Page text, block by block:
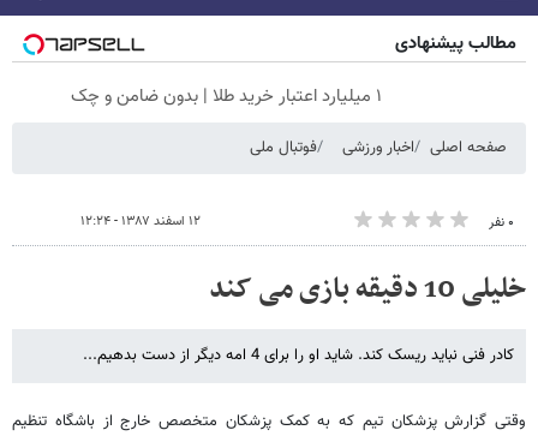
مطالب پیشنهادی
۱ میلیارد اعتبار خرید طلا | بدون ضامن و چک
صفحه اصلی اخبار ورزشی فوتبال ملی
۰ نفر ۱۲ اسفند ۱۳۸۷ - ۱۲:۲۴
خلیلی 10 دقیقه بازی می کند
کادر فنی نباید ریسک کند. شاید او را برای 4 امه دیگر از دست بدهیم...
وقتی گزارش پزشکان تیم که به کمک پزشکان متخصص خارج از باشگاه تنظیم